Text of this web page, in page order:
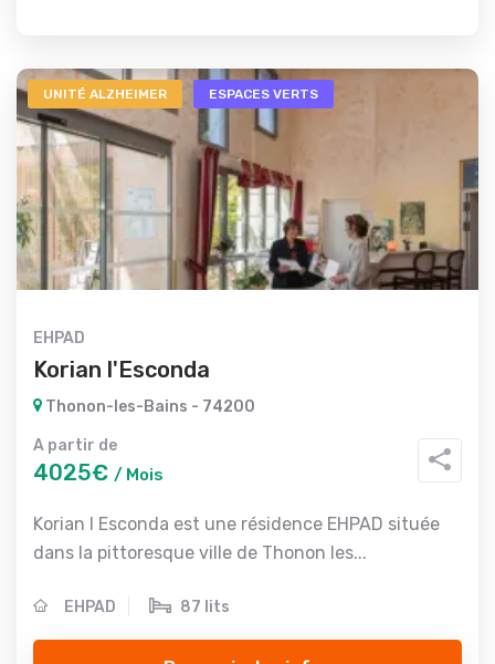
UNITÉ ALZHEIMER ESPACES VERTS
EHPAD
Korian l'Esconda
Thonon-les-Bains - 74200
A partir de
4025€ / Mois
Korian l Esconda est une résidence EHPAD située
dans la pittoresque ville de Thonon les...
EHPAD 87 lits